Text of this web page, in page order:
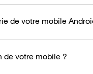
de votre mobile
de votre mobile ?